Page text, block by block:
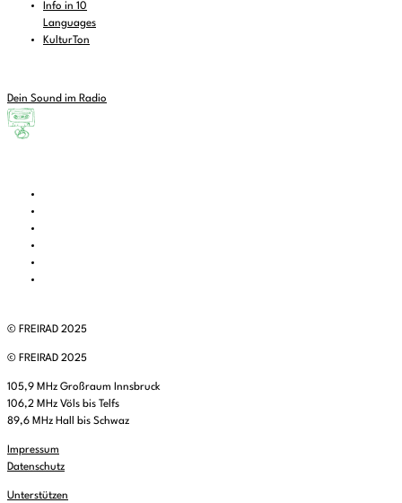
Info in 10
Languages
KulturTon
Dein Sound im Radio
© FREIRAD 2025
© FREIRAD 2025
105,9 MHz Großraum Innsbruck
106,2 MHz Völs bis Telfs
89,6 MHz Hall bis Schwaz
Impressum
Datenschutz
Unterstützen